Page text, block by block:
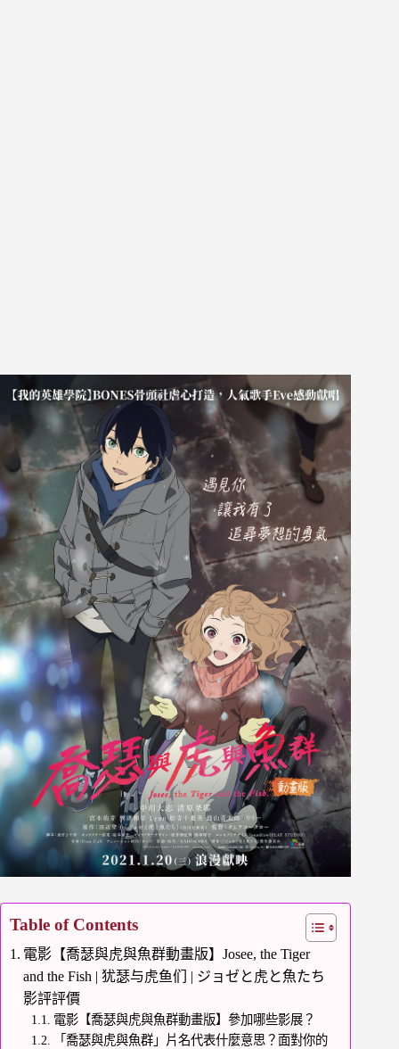
Table of Contents
電影【喬瑟與虎與魚群動畫版】Josee, the Tiger
and the Fish | 犹瑟与虎鱼们 | ジョゼと虎と魚たち
影評評價
電影【喬瑟與虎與魚群動畫版】參加哪些影展？
「喬瑟與虎與魚群」片名代表什麼意思？面對你的